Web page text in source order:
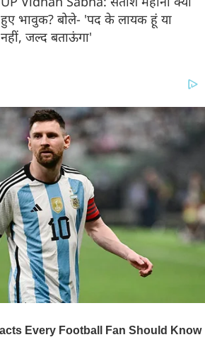
हुए भावुक? बोले- 'पद के लायक हूं या
नहीं, जल्द बताऊंगा'‍